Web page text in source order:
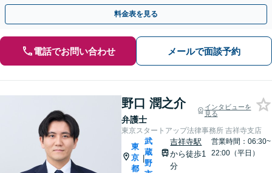
を
料金表を見る
電話でお問い合わせ メールで面談予約
野口 潤之介
弁護士
インタビューを
見る
東京スタートアップ法律事務所 吉祥寺支店
東
京
都
|
武
蔵
野
吉祥寺駅
から徒歩1
分
営業時間：06:30~
22:00（平日）